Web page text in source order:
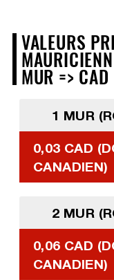
VALEURS
MUR => CAD
1 MUR
0,03 CAD
CANADIEN)
2 MUR
0,06 CAD
CANADIEN)